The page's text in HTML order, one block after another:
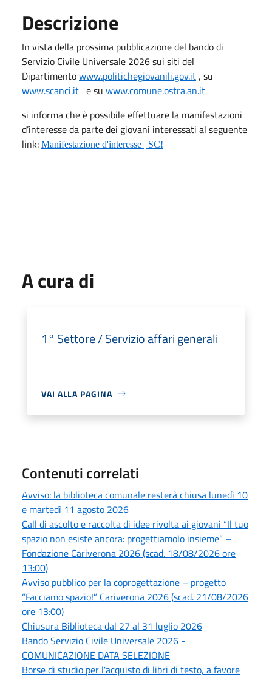
Descrizione
In vista della prossima pubblicazione del bando di
Servizio Civile Universale 2026 sui siti del
Dipartimentowww.politichegiovanili.gov.it , su
www.scanci.it e su www.comune.ostra.an.it
si informa che è possibile effettuare la manifestazioni
d’interesse da parte dei giovani interessati al seguente
link: Manifestazione d'interesse | SC!
A cura di
1° Settore / Servizio affari generali
VAI ALLA PAGINA
Contenuti correlati
Avviso: la biblioteca comunale resterà chiusa lunedì 10
e martedì 11 agosto 2026
Call di ascolto e raccolta di idee rivolta ai giovani “Il tuo
spazio non esiste ancora: progettiamolo insieme” –
Fondazione Cariverona 2026 (scad. 18/08/2026 ore
13:00)
Avviso pubblico per la coprogettazione – progetto
“Facciamo spazio!” Cariverona 2026 (scad. 21/08/2026
ore 13:00)
Chiusura Biblioteca dal 27 al 31 luglio 2026
Bando Servizio Civile Universale 2026 -
COMUNICAZIONE DATA SELEZIONE
Borse di studio per l'acquisto di libri di testo, a favore